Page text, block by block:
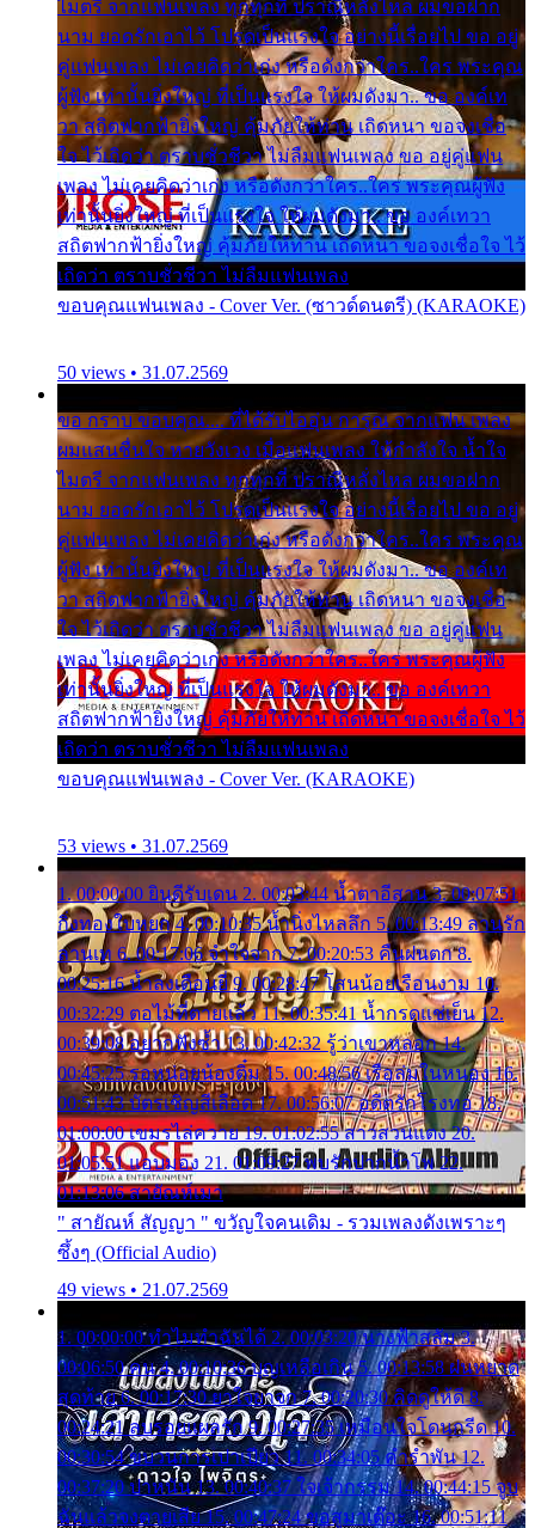
ไมตรี จากแฟนเพลง ทุกทุกที่ ปราณีหลั่งไหล ผมขอฝาก
นาม ยอดรักเอาไว้ โปรดเป็นแรงใจ อย่างนี้เรื่อยไป ขอ อยู่
คู่แฟนเพลง ไม่เคยคิดว่าเก่ง หรือดังกว่าใคร..ใคร พระคุณ
ผู้ฟัง เท่านั้นยิ่งใหญ่ ที่เป็นแรงใจ ให้ผมดังมา.. ขอ องค์เท
วา สถิตฟากฟ้ายิ่งใหญ่ คุ้มภัยให้ท่าน เถิดหนา ขอจงเชื่อ
ใจ ไว้เถิดว่า ตราบชั่วชีวา ไม่ลืมแฟนเพลง ขอ อยู่คู่แฟน
เพลง ไม่เคยคิดว่าเก่ง หรือดังกว่าใคร..ใคร พระคุณผู้ฟัง
เท่านั้นยิ่งใหญ่ ที่เป็นแรงใจ ให้ผมดังมา.. ขอ องค์เทวา
สถิตฟากฟ้ายิ่งใหญ่ คุ้มภัยให้ท่าน เถิดหนา ขอจงเชื่อใจ ไว้
เถิดว่า ตราบชั่วชีวา ไม่ลืมแฟนเพลง
ขอบคุณแฟนเพลง - Cover Ver. (ซาวด์ดนตรี) (KARAOKE)
50 views • 31.07.2569
ขอ กราบ ขอบคุณ.... ที่ได้รับไออุ่น การุณ จากแฟน เพลง
ผมแสนชื่นใจ หายวังเวง เมื่อแฟนเพลง ให้กำลังใจ น้ำใจ
ไมตรี จากแฟนเพลง ทุกทุกที่ ปราณีหลั่งไหล ผมขอฝาก
นาม ยอดรักเอาไว้ โปรดเป็นแรงใจ อย่างนี้เรื่อยไป ขอ อยู่
คู่แฟนเพลง ไม่เคยคิดว่าเก่ง หรือดังกว่าใคร..ใคร พระคุณ
ผู้ฟัง เท่านั้นยิ่งใหญ่ ที่เป็นแรงใจ ให้ผมดังมา.. ขอ องค์เท
วา สถิตฟากฟ้ายิ่งใหญ่ คุ้มภัยให้ท่าน เถิดหนา ขอจงเชื่อ
ใจ ไว้เถิดว่า ตราบชั่วชีวา ไม่ลืมแฟนเพลง ขอ อยู่คู่แฟน
เพลง ไม่เคยคิดว่าเก่ง หรือดังกว่าใคร..ใคร พระคุณผู้ฟัง
เท่านั้นยิ่งใหญ่ ที่เป็นแรงใจ ให้ผมดังมา.. ขอ องค์เทวา
สถิตฟากฟ้ายิ่งใหญ่ คุ้มภัยให้ท่าน เถิดหนา ขอจงเชื่อใจ ไว้
เถิดว่า ตราบชั่วชีวา ไม่ลืมแฟนเพลง
ขอบคุณแฟนเพลง - Cover Ver. (KARAOKE)
53 views • 31.07.2569
1. 00:00:00 ยินดีรับเดน 2. 00:03:44 น้ำตาอีสาน 3. 00:07:51
กิ่งทองใบหยก 4. 00:10:35 น้ำนิ่งไหลลึก 5. 00:13:49 ลานรัก
ลานเท 6. 00:17:06 จำใจจาก 7. 00:20:53 คืนฝนตก 8.
00:25:16 น้ำลงเดือนยี่ 9. 00:28:47 โสนน้อยเรือนงาม 10.
00:32:29 ตอไม้ที่ตายแล้ว 11. 00:35:41 น้ำกรดแช่เย็น 12.
00:39:08 อยากฟังซ้ำ 13. 00:42:32 รู้ว่าเขาหลอก 14.
00:45:25 รอหน่อยน้องติ๋ม 15. 00:48:56 เรือล่มในหนอง 16.
00:51:43 บัตรเชิญสีเลือด 17. 00:56:07 อดีตรักโรงทอ 18.
01:00:00 เขมรไล่ควาย 19. 01:02:55 สาวสวนแตง 20.
01:05:51 แอบมอง 21. 01:09:27 พบรักปากน้ำโพ 22.
01:13:06 สายัณห์เมา
" สายัณห์ สัญญา " ขวัญใจคนเดิม - รวมเพลงดังเพราะๆ
ซึ้งๆ (Official Audio)
49 views • 21.07.2569
1. 00:00:00 ทำไมทำฉันได้ 2. 00:03:20 นางฟ้าสลัม 3.
00:06:50 คน 4. 00:10:36 บุญเหลือเกิน 5. 00:13:58 ฝนหยาด
สุดท้าย 6. 00:17:30 ยาใจยาจก 7. 00:20:30 คิดดูให้ดี 8.
00:24:21 ลบรอยแผลรัก 9. 00:27:35 เหมือนใจโดนกรีด 10.
00:30:54 ขบวนการเปาเปียว 11. 00:34:05 คำรำพัน 12.
00:37:20 ปาหนัน 13. 00:40:37 ใจเจ้ากรรม 14. 00:44:15 จูบ
ฉันแล้วจงตายเสีย 15. 00:47:24 ขอสูมาเต๊อะ 16. 00:51:11